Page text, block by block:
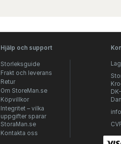
Hjälp och support
Storleksguide
Frakt och leverans
Retur
Om StoreMan.se
Köpvillkor
Integritet – vilka
uppgifter sparar
StoraMan.se
Kontakta oss